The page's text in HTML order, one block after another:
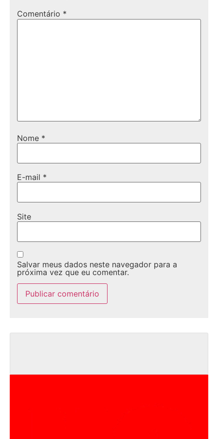
Comentário *
Nome *
E-mail *
Site
Salvar meus dados neste navegador para a
próxima vez que eu comentar.